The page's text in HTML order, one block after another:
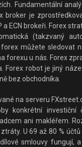
Fundamentální
broker je
ECN brokeři. Forex
(takzvaný
můžete sledovat
forexu u nás. Forex
Forex robot je jiný
bez obchodníka.
na serveru
konkrétní investiční
ani makléřem.
U 69 až 80 %
smlouvy fungují,